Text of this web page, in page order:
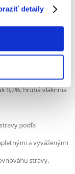
detaily
0,2%, hrubá vláknina
podľa
a vyváženými
stravy.